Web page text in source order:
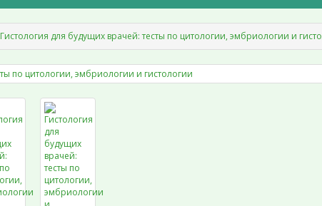
Гистология для будущих врачей: тесты по цитологии, эмбриологии и